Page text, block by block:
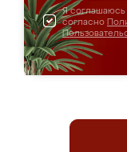
Я соглашаюсь
согласно